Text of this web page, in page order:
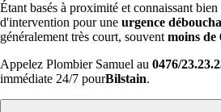
Étant basés à proximité et connaissant bien
d'intervention pour une urgence
généralement très court, souvent moins de
Appelez Plombier Samuel au 0476/
immédiate 24/7 pourBilstain.